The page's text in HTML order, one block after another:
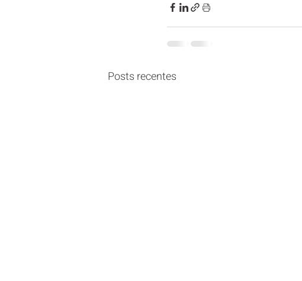
Posts recentes